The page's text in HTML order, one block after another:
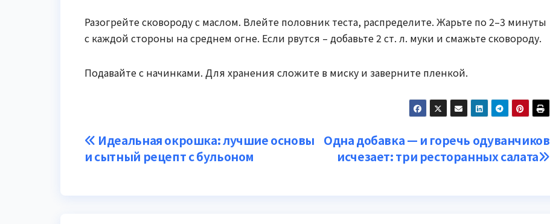
Разогрейте сковороду с маслом. Влейте половник теста, распределите. Жарьте по 2–3 минуты
с каждой стороны на среднем огне. Если рвутся – добавьте 2 ст. л. муки и смажьте сковороду.
Подавайте с начинками. Для хранения сложите в миску и заверните пленкой.
Навигация
по
Одна добавка — и горечь одуванчиков
исчезает: три ресторанных салата
Идеальная окрошка: лучшие основы
и сытный рецепт с бульоном